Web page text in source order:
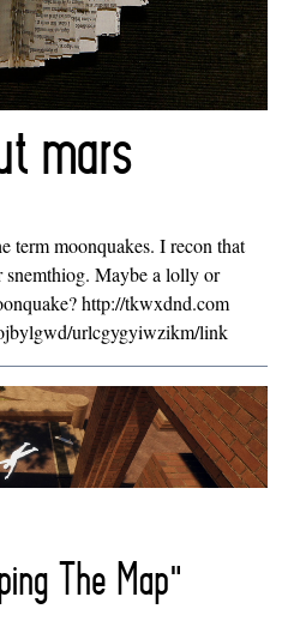
mars
term moonquakes. I recon that
snemthiog. Maybe a lolly or
http://tkwxdnd.com
urlcgygyiwzikm/link
The Map"